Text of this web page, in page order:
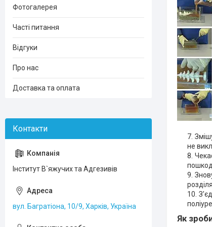
не
Як
Фотогалерея
Часті питання
Відгуки
Про нас
Доставка та оплата
Інститут В`яжучих та Адгезивів
вул. Багратіона, 10/9, Харків, Україна